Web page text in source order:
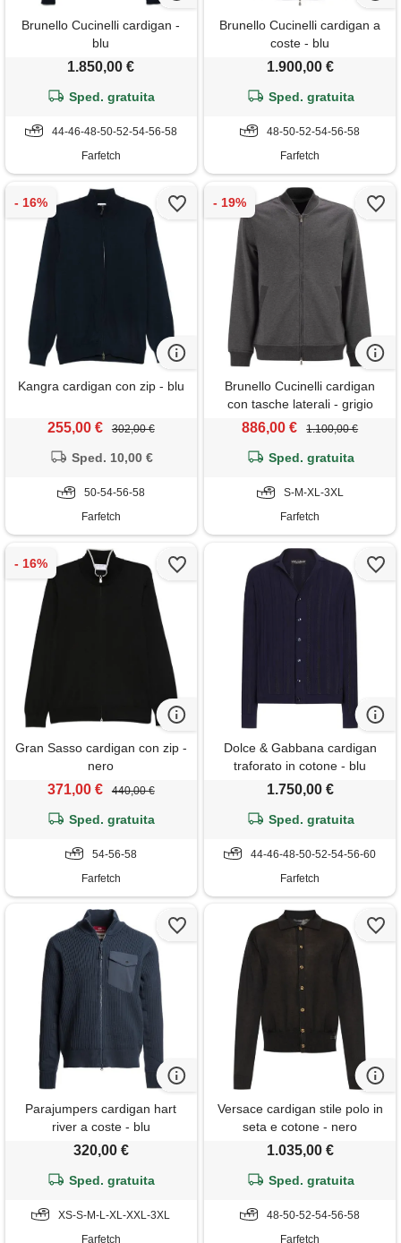
Brunello Cucinelli cardigan -
blu
1.850,00 €
Sped. gratuita
44-46-48-50-52-54-56-58
Farfetch
Brunello Cucinelli cardigan a
coste - blu
1.900,00 €
Sped. gratuita
48-50-52-54-56-58
Farfetch
Kangra cardigan con zip - blu
255,00 € 302,00 €
Sped. 10,00 €
50-54-56-58
Farfetch
Brunello Cucinelli cardigan
con tasche laterali - grigio
886,00 € 1.100,00 €
Sped. gratuita
S-M-XL-3XL
Farfetch
Gran Sasso cardigan con zip -
nero
371,00 € 440,00 €
Sped. gratuita
54-56-58
Farfetch
Dolce & Gabbana cardigan
traforato in cotone - blu
1.750,00 €
Sped. gratuita
44-46-48-50-52-54-56-60
Farfetch
Parajumpers cardigan hart
river a coste - blu
320,00 €
Sped. gratuita
XS-S-M-L-XL-XXL-3XL
Farfetch
Versace cardigan stile polo in
seta e cotone - nero
1.035,00 €
Sped. gratuita
48-50-52-54-56-58
Farfetch